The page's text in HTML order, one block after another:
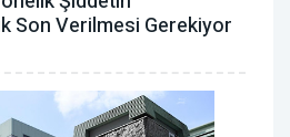
Son Verilmesi Gerekiyor